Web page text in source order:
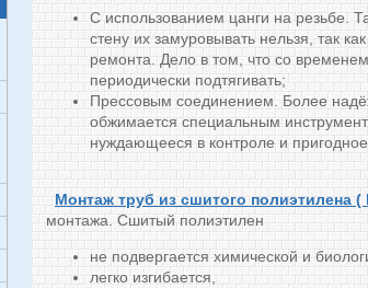
С использованием цанги на резьбе.
стену их замуровывать нельзя, так
ремонта. Дело в том, что со
периодически подтягивать;
Прессовым соединением. Более
обжимается специальным
нуждающееся в контроле и
Монтаж труб из сшитого полиэтилена (
монтажа. Сшитый полиэтилен
не подвергается химической и
легко изгибается,